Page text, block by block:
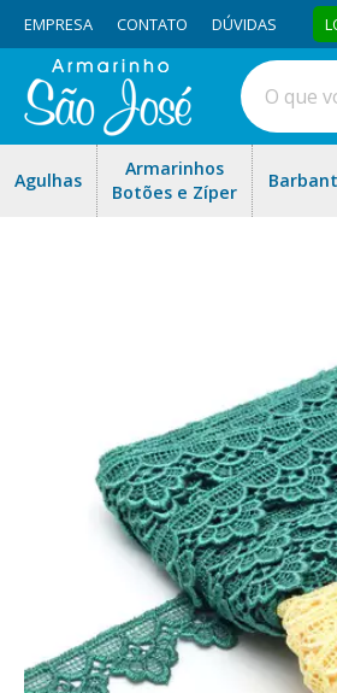
EMPRESA CONTATO DÚVIDAS
Agulhas
Armarinhos
Botões e Zíper